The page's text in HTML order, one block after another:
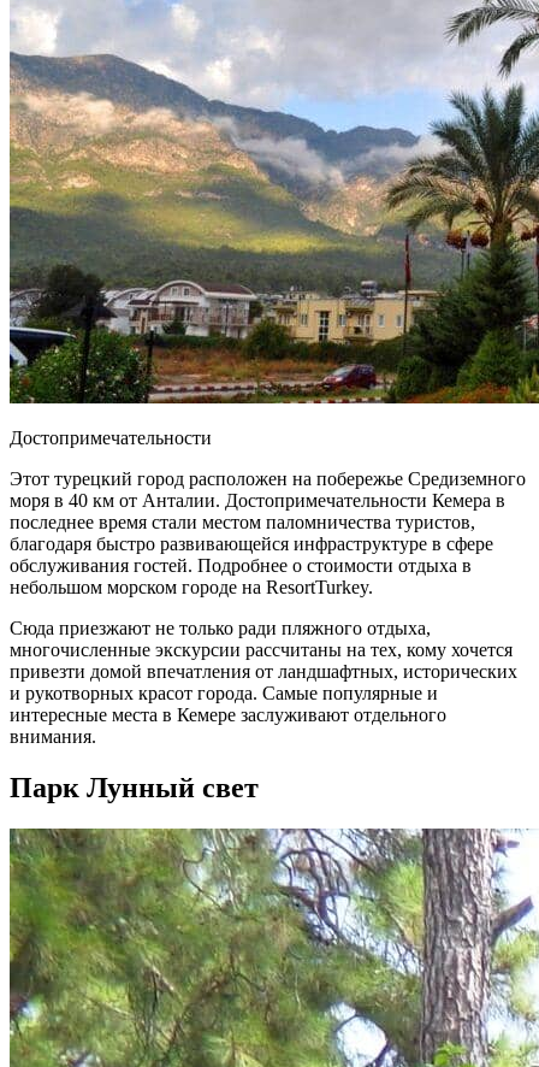
Достопримечательности
Этот турецкий город расположен на побережье Средиземного
моря в 40 км от Анталии. Достопримечательности Кемера в
последнее время стали местом паломничества туристов,
благодаря быстро развивающейся инфраструктуре в сфере
обслуживания гостей. Подробнее о стоимости отдыха в
небольшом морском городе на ResortTurkey.
Сюда приезжают не только ради пляжного отдыха,
многочисленные экскурсии рассчитаны на тех, кому хочется
привезти домой впечатления от ландшафтных, исторических
и рукотворных красот города. Самые популярные и
интересные места в Кемере заслуживают отдельного
внимания.
Парк Лунный свет